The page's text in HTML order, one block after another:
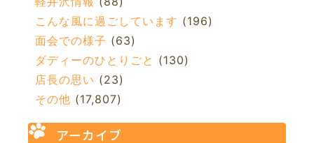
こんな風に過ごしています (196)
面会での様子 (63)
ダディーのひとりごと (130)
店長の思い (23)
その他 (17,807)
アーカイブ